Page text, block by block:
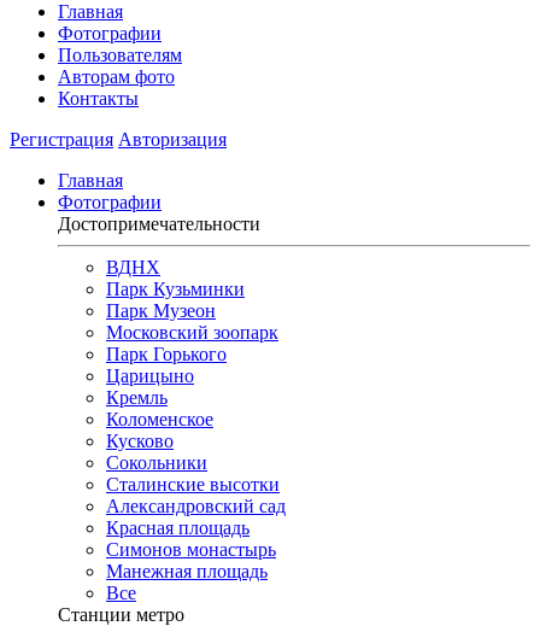
Главная
Фотографии
Пользователям
Авторам фото
Контакты
Регистрация Авторизация
Главная
Фотографии
Достопримечательности
ВДНХ
Парк Кузьминки
Парк Музеон
Московский зоопарк
Парк Горького
Царицыно
Кремль
Коломенское
Кусково
Сокольники
Сталинские высотки
Александровский сад
Красная площадь
Симонов монастырь
Манежная площадь
Все
Станции метро